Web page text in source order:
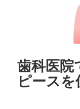
歯科医
ピースを